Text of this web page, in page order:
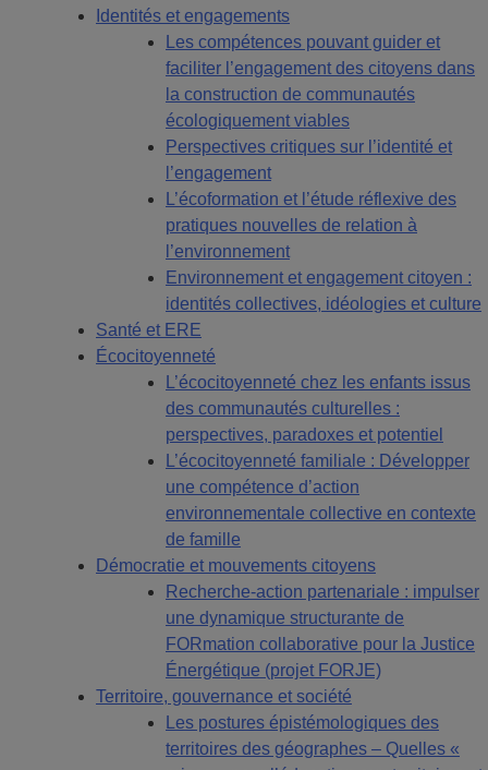
Identités et engagements
Les compétences pouvant guider et
faciliter l’engagement des citoyens dans
la construction de communautés
écologiquement viables
Perspectives critiques sur l’identité et
l’engagement
L’écoformation et l’étude réflexive des
pratiques nouvelles de relation à
l’environnement
Environnement et engagement citoyen :
identités collectives, idéologies et culture
Santé et ERE
Écocitoyenneté
L’écocitoyenneté chez les enfants issus
des communautés culturelles :
perspectives, paradoxes et potentiel
L’écocitoyenneté familiale : Développer
une compétence d’action
environnementale collective en contexte
de famille
Démocratie et mouvements citoyens
Recherche-action partenariale : impulser
une dynamique structurante de
FORmation collaborative pour la Justice
Énergétique (projet FORJE)
Territoire, gouvernance et société
Les postures épistémologiques des
territoires des géographes – Quelles «